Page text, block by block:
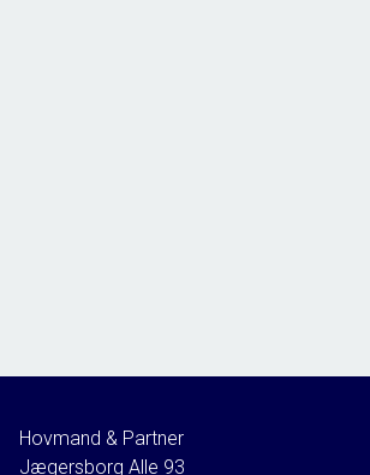
Hovmand & Partner
Jægersborg Alle 93